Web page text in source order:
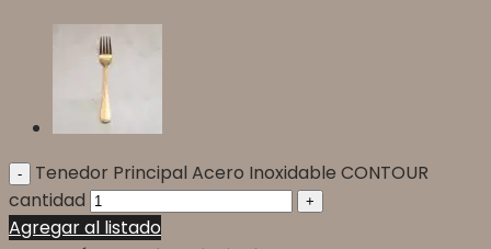
Tenedor Principal Acero Inoxidable CONTOUR
cantidad
Agregar al listado